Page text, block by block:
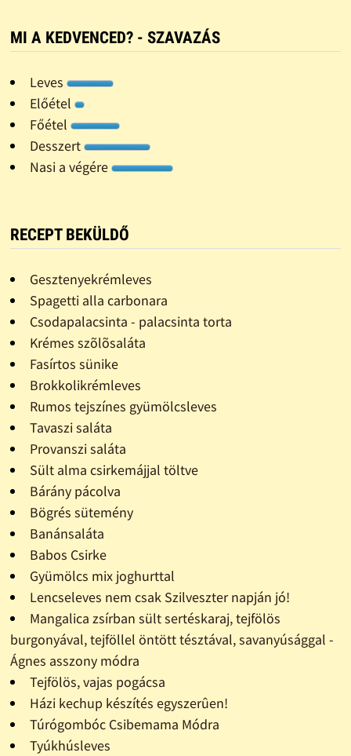
MI A KEDVENCED? - SZAVAZÁS
Leves
Előétel
Főétel
Desszert
Nasi a végére
RECEPT BEKÜLDŐ
Gesztenyekrémleves
Spagetti alla carbonara
Csodapalacsinta - palacsinta torta
Krémes szõlõsaláta
Fasírtos sünike
Brokkolikrémleves
Rumos tejszínes gyümölcsleves
Tavaszi saláta
Provanszi saláta
Sült alma csirkemájjal töltve
Bárány pácolva
Bögrés sütemény
Banánsaláta
Babos Csirke
Gyümölcs mix joghurttal
Lencseleves nem csak Szilveszter napján jó!
Mangalica zsírban sült sertéskaraj, tejfölös
burgonyával, tejföllel öntött tésztával, savanyúsággal -
Ágnes asszony módra
Tejfölös, vajas pogácsa
Házi kechup készítés egyszerûen!
Túrógombóc Csibemama Módra
Tyúkhúsleves